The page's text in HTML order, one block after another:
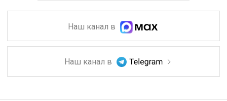
Наш канал в
Наш канал в